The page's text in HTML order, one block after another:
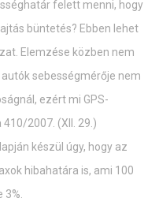
felett menni, hogy
büntetés? Ebben lehet
Elemzése közben nem
sebességmérője nem
ezért mi GPS-
2007. (XII. 29.)
készül úgy, hogy az
hibahatára is, ami 100